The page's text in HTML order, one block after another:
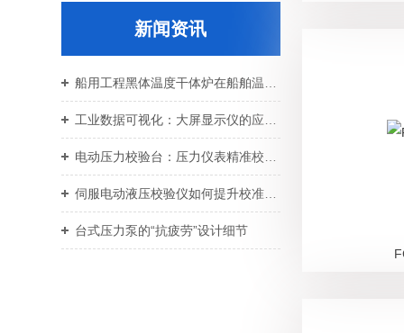
新闻资讯
伺服电动液压校验仪如何提升校准效率与重复性
台式压力泵的“抗疲劳”设计细节